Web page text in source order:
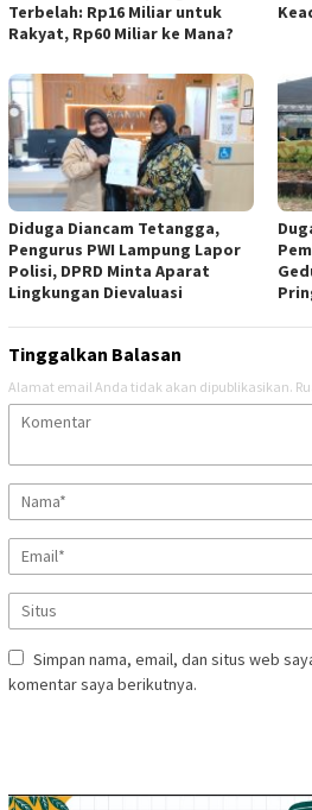
Terbelah: Rp16 Miliar untuk
Rakyat, Rp60 Miliar ke Mana?
Diduga Diancam Tetangga,
Pengurus PWI Lampung Lapor
Polisi, DPRD Minta Aparat
Lingkungan Dievaluasi
Tinggalkan Balasan
Alamat email Anda tidak akan dipublikasikan.
Simpan nama, email, dan situs web
komentar saya berikutnya.